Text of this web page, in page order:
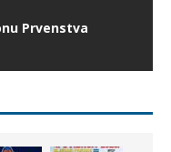
Prvenstva